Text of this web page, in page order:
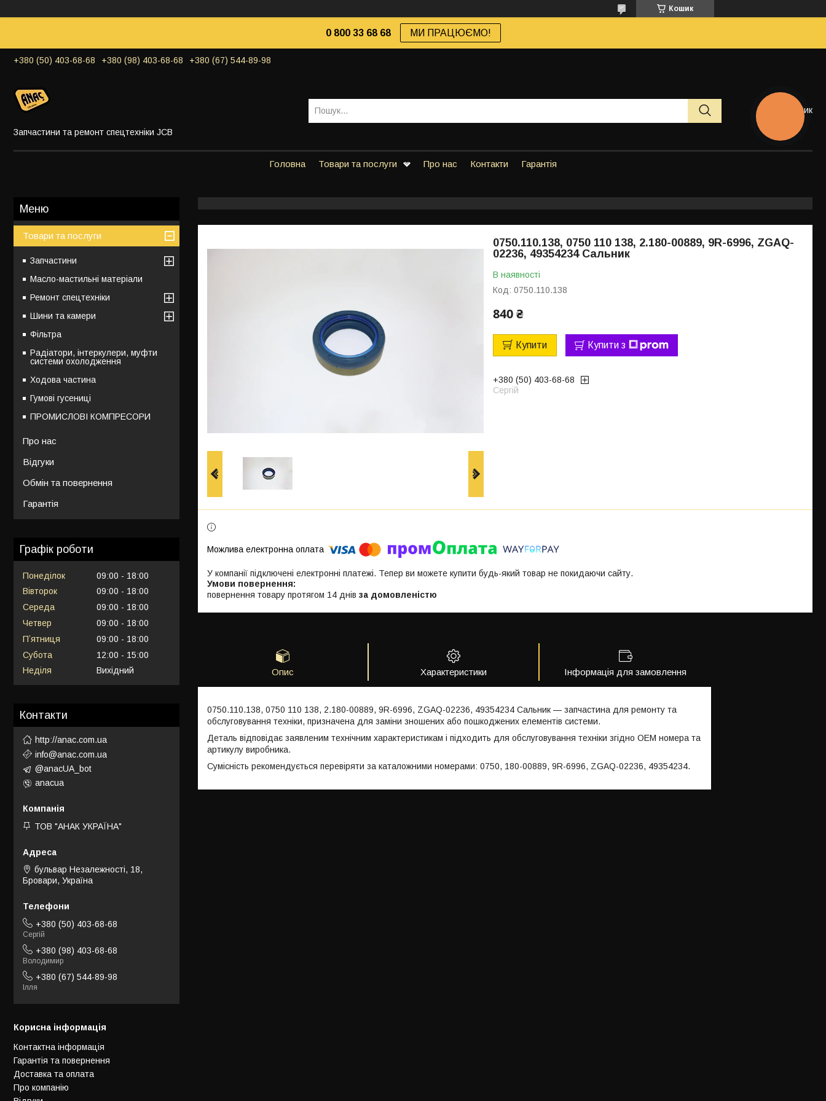
Кошик
0 800 33 68 68 МИ ПРАЦЮЄМО!
+380 (50) 403-68-68 +380 (98) 403-68-68 +380 (67) 544-89-98
Запчастини та ремонт спецтехніки JCB
Кошик
Головна Товари та послуги Про нас Контакти Гарантія
0750.110.138, 0750 110 138, 2.180-00889, 9R-6996, ZGAQ-
02236, 49354234 Сальник
В наявності
Код: 0750.110.138
840 ₴
Купити Купити з
+380 (50) 403-68-68
Сергій
У компанії підключені електронні платежі. Тепер ви можете купити будь-який товар не покидаючи сайту.
повернення товару протягом 14 днів за домовленістю
Опис Характеристики Інформація для замовлення
0750.110.138, 0750 110 138, 2.180-00889, 9R-6996, ZGAQ-02236, 49354234 Сальник — запчастина для ремонту та
обслуговування техніки, призначена для заміни зношених або пошкоджених елементів системи.
Деталь відповідає заявленим технічним характеристикам і підходить для обслуговування техніки згідно OEM номера та
артикулу виробника.
Сумісність рекомендується перевіряти за каталожними номерами: 0750, 180-00889, 9R-6996, ZGAQ-02236, 49354234.
Товари та послуги
Запчастини
Масло-мастильні матеріали
Ремонт спецтехніки
Шини та камери
Фільтра
Радіатори, інтеркулери, муфти
системи охолодження
Ходова частина
Гумові гусениці
ПРОМИСЛОВІ КОМПРЕСОРИ
Про нас
Відгуки
Обмін та повернення
Гарантія
Графік роботи
Понеділок 09:00
18:00
Вівторок
09:00
18:00
Середа
09:00
18:00
Четвер
09:00
18:00
Пʼятниця
09:00
18:00
Субота
12:00
15:00
Неділя
Вихідний
Контакти
http://anac.com.ua
info@anac.com.ua
@anacUA_bot
anacua
ТОВ "АНАК УКРАЇНА"
бульвар Незалежності, 18,
Бровари, Україна
+380 (50) 403-68-68
Сергій
+380 (98) 403-68-68
Володимир
+380 (67) 544-89-98
Ілля
Корисна інформація
Контактна інформація
Гарантія та повернення
Доставка та оплата
Про компанію